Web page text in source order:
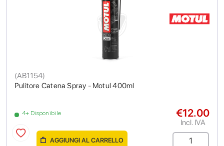
Pulitore Catena Spray - Motul 400ml
(AB1154)
4+ Disponibile €12.00
Incl. IVA
AGGIUNGI AL CARRELLO